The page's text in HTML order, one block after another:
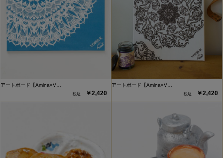
アートボード【Amina×V…
￥2,420
アートボード【Amina×V…
￥2,420